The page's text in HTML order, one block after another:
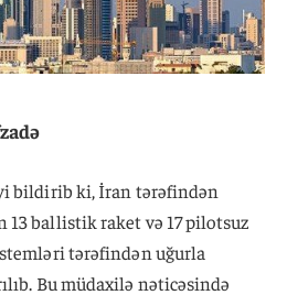
bildirib ki, İran tərəfindən
13 ballistik raket və 17 pilotsuz
tərəfindən uğurla
Bu müdaxilə nəticəsində